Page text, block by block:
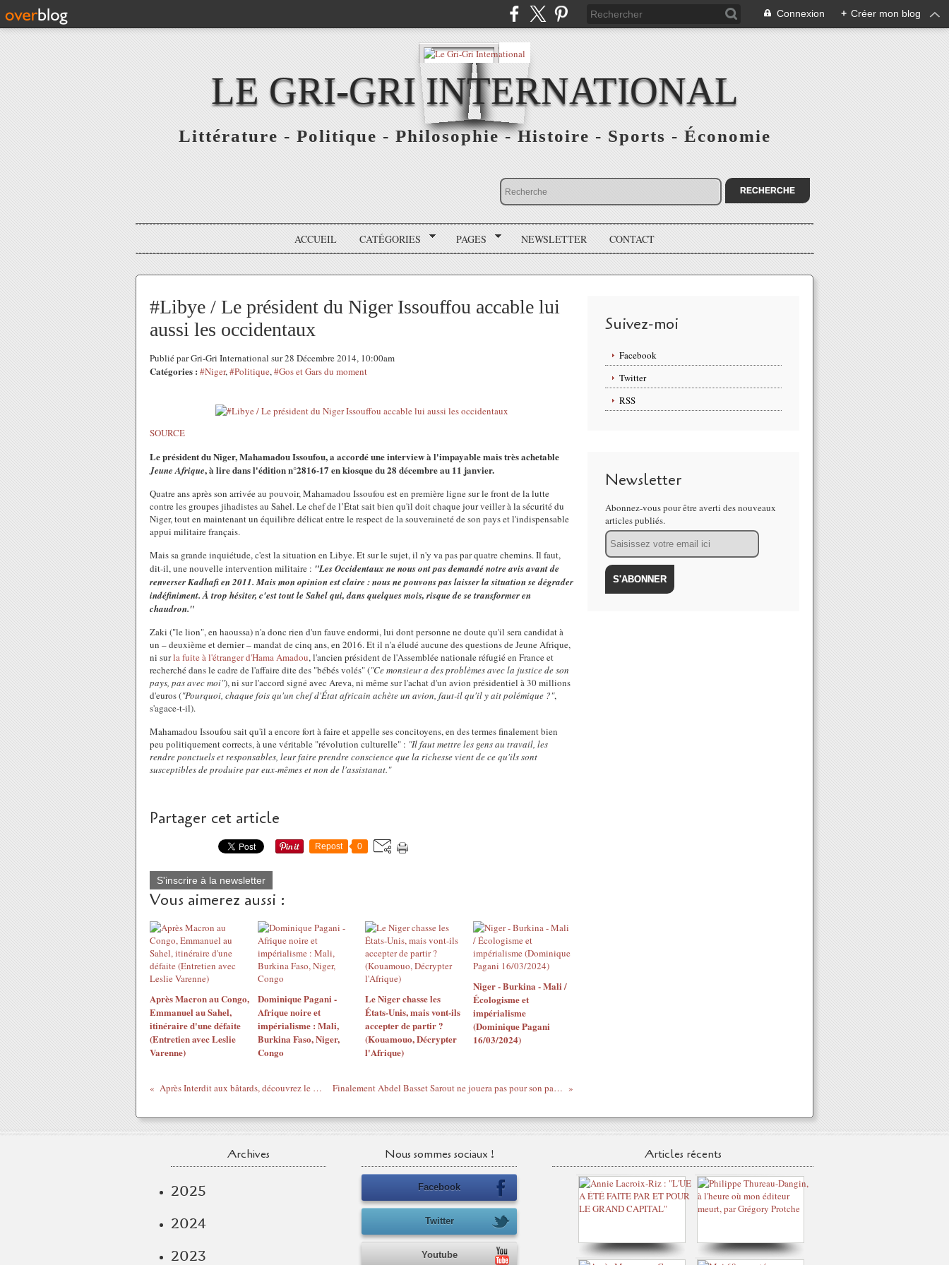
Connexion + Créer mon blog
LE GRI-GRI INTERNATIONAL
Littérature - Politique - Philosophie - Histoire - Sports - Économie
ACCUEIL CATÉGORIES PAGES NEWSLETTER CONTACT
#Libye / Le président du Niger Issouffou accable lui
aussi les occidentaux
Publié par Gri-Gri International sur 28 Décembre 2014, 10:00am
Catégories : #Niger,#Politique,#Gos et Gars du moment
SOURCE
Le président du Niger, Mahamadou Issoufou, a accordé une interview à l'impayable mais très achetable
Jeune Afrique, à lire dans l'édition n°2816-17 en kiosque du 28 décembre au 11 janvier.
Quatre ans après son arrivée au pouvoir, Mahamadou Issoufou est en première ligne sur le front de la lutte
contre les groupes jihadistes au Sahel. Le chef de l’État sait bien qu'il doit chaque jour veiller à la sécurité du
Niger, tout en maintenant un équilibre délicat entre le respect de la souveraineté de son pays et l'indispensable
appui militaire français.
Mais sa grande inquiétude, c'est la situation en Libye. Et sur le sujet, il n'y va pas par quatre chemins. Il faut,
dit-il, une nouvelle intervention militaire : "Les Occidentaux ne nous ont pas demandé notre avis avant de
renverser Kadhafi en 2011. Mais mon opinion est claire : nous ne pouvons pas laisser la situation se dégrader
indéfiniment. À trop hésiter, c'est tout le Sahel qui, dans quelques mois, risque de se transformer en
chaudron."
Zaki ("le lion", en haoussa) n'a donc rien d'un fauve endormi, lui dont personne ne doute qu'il sera candidat à
un – deuxième et dernier – mandat de cinq ans, en 2016. Et il n'a éludé aucune des questions de Jeune Afrique,
ni surla fuite à l'étranger d'Hama Amadou, l'ancien président de l'Assemblée nationale réfugié en France et
recherché dans le cadre de l'affaire dite des "bébés volés" ("Ce monsieur a des problèmes avec la justice de son
pays, pas avec moi"), ni sur l'accord signé avec Areva, ni même sur l'achat d'un avion présidentiel à 30 millions
d'euros ("Pourquoi, chaque fois qu'un chef d'État africain achète un avion, faut-il qu'il y ait polémique ?",
s'agace-t-il).
Mahamadou Issoufou sait qu'il a encore fort à faire et appelle ses concitoyens, en des termes finalement bien
peu politiquement corrects, à une véritable "révolution culturelle" : "Il faut mettre les gens au travail, les
rendre ponctuels et responsables, leur faire prendre conscience que la richesse vient de ce qu'ils sont
susceptibles de produire par eux-mêmes et non de l'assistanat."
Partager cet article
Repost 0
S'inscrire à la newsletter
Vous aimerez aussi :
Après Macron au Congo,
Emmanuel au Sahel,
itinéraire d'une défaite
(Entretien avec Leslie
Varenne)
Dominique Pagani -
Afrique noire et
impérialisme : Mali,
Burkina Faso, Niger,
Congo
Le Niger chasse les
États-Unis, mais vont-ils
accepter de partir ?
(Kouamouo, Décrypter
l'Afrique)
Niger - Burkina - Mali /
Écologisme et
impérialisme
(Dominique Pagani
16/03/2024)
Après Interdit aux bâtards, découvrez le Courrier du Sear : Gay & Nationaliste Finalement Abdel Basset Sarout ne jouera pas pour son pays mais pour l'État islamique (#Syrie #Daech #EII)
Suivez-moi
Facebook
Twitter
RSS
Newsletter
Abonnez-vous pour être averti des nouveaux
articles publiés.
Email
Archives
2025
2024
2023
Nous sommes sociaux !
Facebook
Twitter
Youtube
Articles récents